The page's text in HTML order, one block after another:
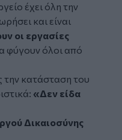
έχει όλη την
και είναι
οι εργασίες
φύγουν όλοι από
κατάσταση του
«Δεν είδα
Δικαιοσύνης